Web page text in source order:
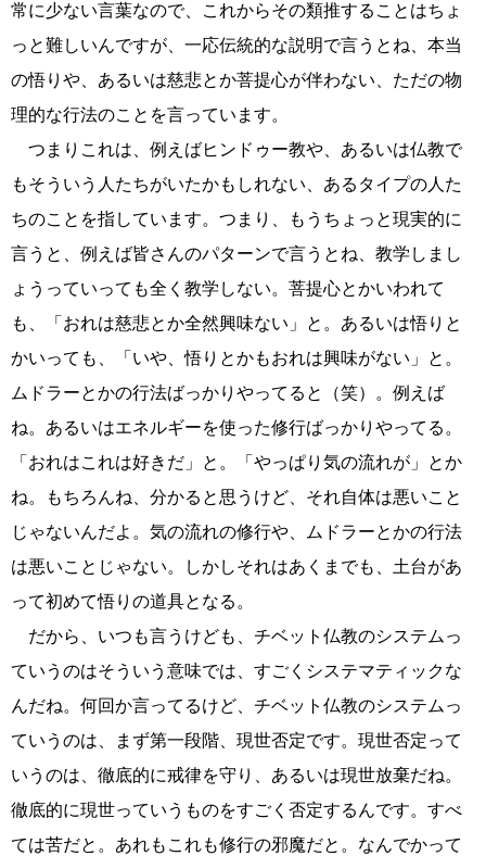
常に少ない言葉なので、これからその類推することはちょ
っと難しいんですが、一応伝統的な説明で言うとね、本当
の悟りや、あるいは慈悲とか菩提心が伴わない、ただの物
理的な行法のことを言っています。
つまりこれは、例えばヒンドゥー教や、あるいは仏教で
もそういう人たちがいたかもしれない、あるタイプの人た
ちのことを指しています。つまり、もうちょっと現実的に
言うと、例えば皆さんのパターンで言うとね、教学しまし
ょうっていっても全く教学しない。菩提心とかいわれて
も、「おれは慈悲とか全然興味ない」と。あるいは悟りと
かいっても、「いや、悟りとかもおれは興味がない」と。
ムドラーとかの行法ばっかりやってると（笑）。例えば
ね。あるいはエネルギーを使った修行ばっかりやってる。
「おれはこれは好きだ」と。「やっぱり気の流れが」とか
ね。もちろんね、分かると思うけど、それ自体は悪いこと
じゃないんだよ。気の流れの修行や、ムドラーとかの行法
は悪いことじゃない。しかしそれはあくまでも、土台があ
って初めて悟りの道具となる。
だから、いつも言うけども、チベット仏教のシステムっ
ていうのはそういう意味では、すごくシステマティックな
んだね。何回か言ってるけど、チベット仏教のシステムっ
ていうのは、まず第一段階、現世否定です。現世否定って
いうのは、徹底的に戒律を守り、あるいは現世放棄だね。
徹底的に現世っていうものをすごく否定するんです。すべ
ては苦だと。あれもこれも修行の邪魔だと。なんでかって